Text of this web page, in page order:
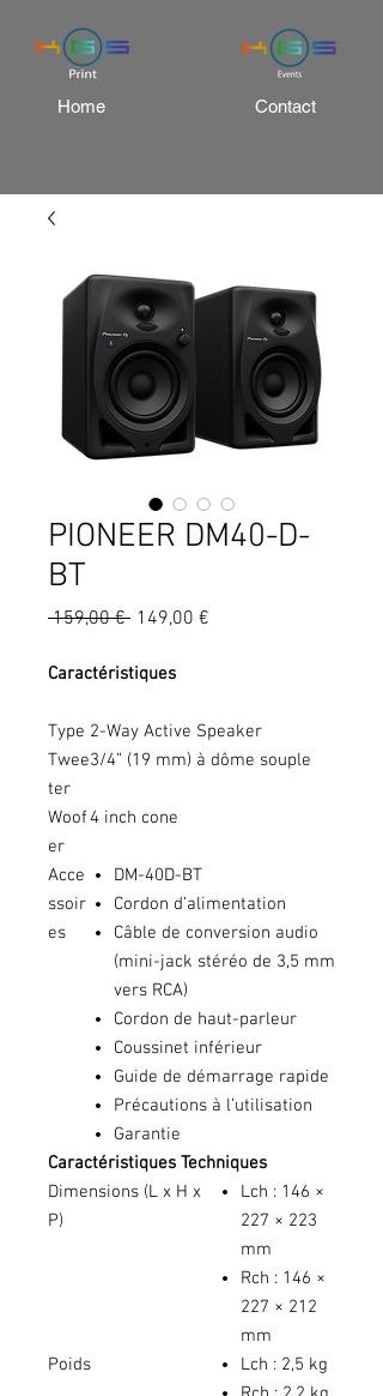
Home Contact
PIONEER DM40-D-
BT
159,00 € Prix
149,00 €
Caractéristiques
Type 2-Way Active Speaker
Twee
ter
3/4” (19 mm) à dôme souple
Woof
er
4 inch cone
Acce
ssoir
es
DM-40D-BT
Cordon d’alimentation
Câble de conversion audio
(mini-jack stéréo de 3,5 mm
vers RCA)
Cordon de haut-parleur
Coussinet inférieur
Guide de démarrage rapide
Précautions à l’utilisation
Garantie
Caractéristiques Techniques
Dimensions (L x H x
P)
Lch : 146 ×
227 × 223
mm
Rch : 146 ×
227 × 212
mm
Poids
Lch : 2,5 kg